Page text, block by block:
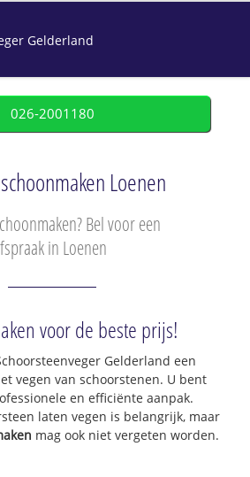
Gelderland
026-2001180
Loenen
Bel voor een
in Loenen
voor de beste prijs!
Gelderland een
vegen van schoorstenen. U bent
en efficiënte aanpak.
laten vegen is belangrijk, maar
mag ook niet vergeten worden.